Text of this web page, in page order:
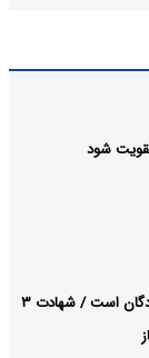
شود
سلاح‌های غیرمجاز تهدیدی جدی برای امنیت و توسعه شادگان است / شهادت ۳